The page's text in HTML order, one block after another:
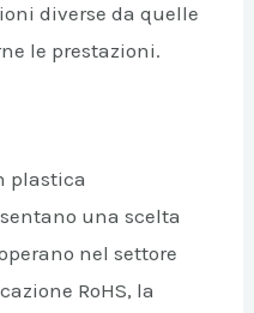
diverse da quelle
le prestazioni.
plastica
una scelta
nel settore
RoHS, la